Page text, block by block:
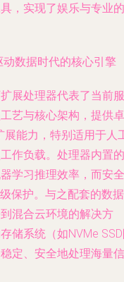
，实现了娱乐与专业的
数据时代的核心引擎
展处理器代表了当前服
艺与核心架构，提供卓
能力，特别适用于人
作负载。处理器内置的
学习推理效率，而安全
保护。与之配套的数据
混合云环境的解决方
储系统（如NVMe
定、安全地处理海量信